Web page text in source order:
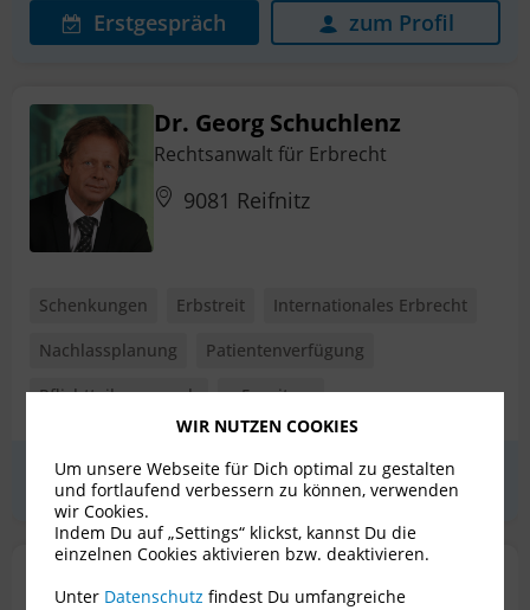
Erstgespräch zum Profil
Dr. Georg Schuchlenz
Rechtsanwalt für Erbrecht
9081 Reifnitz
Schenkungen Erbstreit
Internationales Erbrecht
Nachlassplanung
Patientenverfügung
Pflichtteilsanspruch
+ 5 weitere
Erstgespräch zum Profil
WIR NUTZEN COOKIES
Um unsere Webseite für Dich optimal zu gestalten
und fortlaufend verbessern zu können, verwenden
wir Cookies.
Indem Du auf „Settings“ klickst, kannst Du die
einzelnen Cookies aktivieren bzw. deaktivieren.
Unter Datenschutz findest Du umfangreiche